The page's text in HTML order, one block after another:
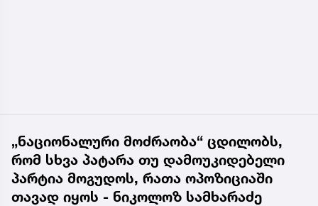
„ნაციონალური მოძრაობა“ ცდილობს,
რომ სხვა პატარა თუ დამოუკიდებელი
პარტია მოგუდოს, რათა ოპოზიციაში
თავად იყოს - ნიკოლოზ სამხარაძე